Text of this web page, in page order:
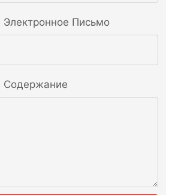
Электронное Письмо
Содержание